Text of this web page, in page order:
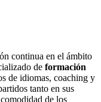
continua en el ámbito
de formación
de idiomas, coaching y
tanto en sus
de los